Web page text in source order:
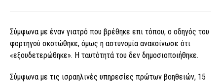
Σύμφωνα με έναν γιατρό που βρέθηκε επι τόπου, ο οδηγός του
φορτηγού σκοτώθηκε, όμως η αστυνομία ανακοίνωσε ότι
«εξουδετερώθηκε». Η ταυτότητά του δεν δημοσιοποιήθηκε.
Σύμφωνα με τις ισραηλινές υπηρεσίες πρώτων βοηθειών, 15